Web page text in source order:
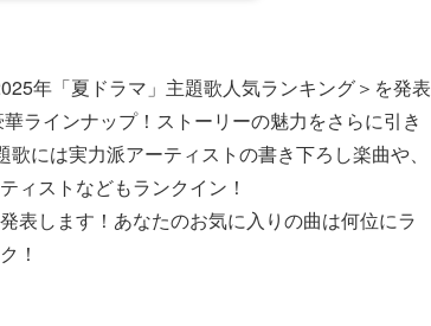
年「夏ドラマ」主題歌人気ランキング＞を発表
ラインナップ！ストーリーの魅力をさらに引き
には実力派アーティストの書き下ろし楽曲や、
ィストなどもランクイン！
表します！あなたのお気に入りの曲は何位にラ
！